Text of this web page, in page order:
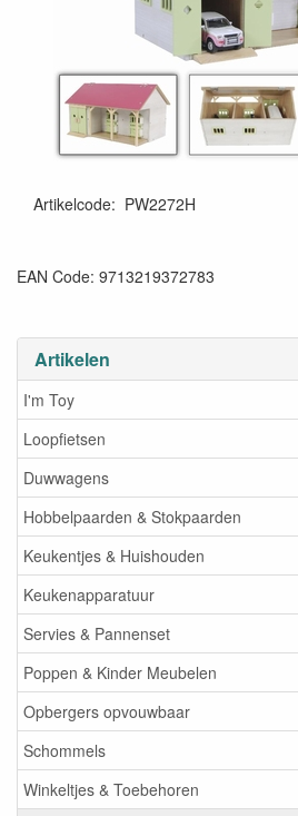
Artikelen
I'm Toy
Loopfietsen
Duwwagens
Hobbelpaarden & Stokpaarden
Keukentjes & Huishouden
Keukenapparatuur
Servies & Pannenset
Poppen & Kinder Meubelen
Opbergers opvouwbaar
Schommels
Winkeltjes & Toebehoren
Artikelcode: PW2272H
EAN Code: 9713219372783